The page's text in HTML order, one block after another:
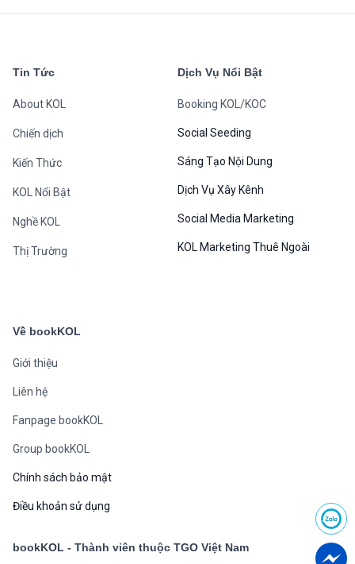
Tin Tức
About KOL
Chiến dịch
Kiến Thức
KOL Nổi Bật
Nghề KOL
Thị Trường
Dịch Vụ Nổi Bật
Booking KOL/KOC
Social Seeding
Sáng Tạo Nội Dung
Dịch Vụ Xây Kênh
Social Media Marketing
KOL Marketing Thuê Ngoài
Về bookKOL
Giới thiệu
Liên hệ
Fanpage bookKOL
Group bookKOL
Chính sách bảo mật
Điều khoản sử dụng
bookKOL - Thành viên thuộc TGO Việt Nam